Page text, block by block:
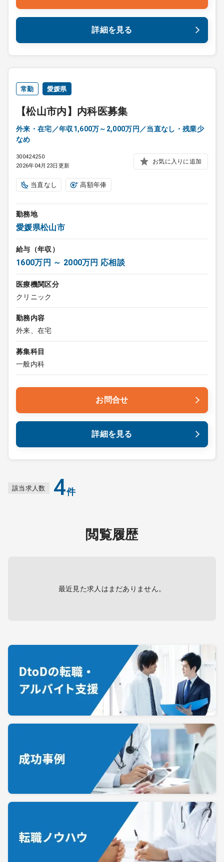
詳細を見る
常勤 愛媛県
【松山市内】内科医募集
外来・在宅／年収1,600万～2,000万円／当直なし・残業少
なめ
300424250
2026年04月23日更新
お気に入りに追加
当直なし 高額年俸
勤務地
愛媛県松山市
給与（年収）
1600万円 ～ 2000万円 応相談
医療機関区分
クリニック
勤務内容
外来、在宅
募集科目
一般内科
お問合せ
詳細を見る
該当求人数 4件
閲覧履歴
最近見た求人はまだありません。